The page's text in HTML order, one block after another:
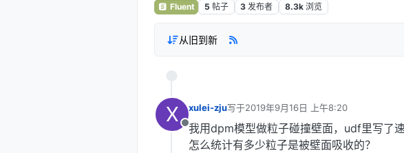
Fluent 5 帖子 3 发布者 8.3k 浏览
从旧到新
X
离线
xulei-zju写于2019年9月16日 上午8:20
最后由 编辑
我用dpm模型做粒子碰撞壁面，udf里写了
怎么统计有多少粒子是被壁面吸收的？